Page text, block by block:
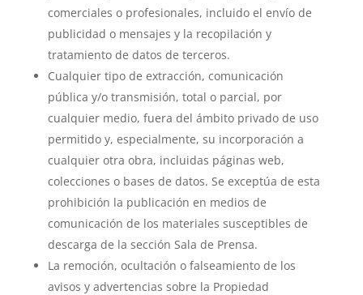
comerciales o profesionales, incluido el envío de
publicidad o mensajes y la recopilación y
tratamiento de datos de terceros.
Cualquier tipo de extracción, comunicación
pública y/o transmisión, total o parcial, por
cualquier medio, fuera del ámbito privado de uso
permitido y, especialmente, su incorporación a
cualquier otra obra, incluidas páginas web,
colecciones o bases de datos. Se exceptúa de esta
prohibición la publicación en medios de
comunicación de los materiales susceptibles de
descarga de la sección Sala de Prensa.
La remoción, ocultación o falseamiento de los
avisos y advertencias sobre la Propiedad